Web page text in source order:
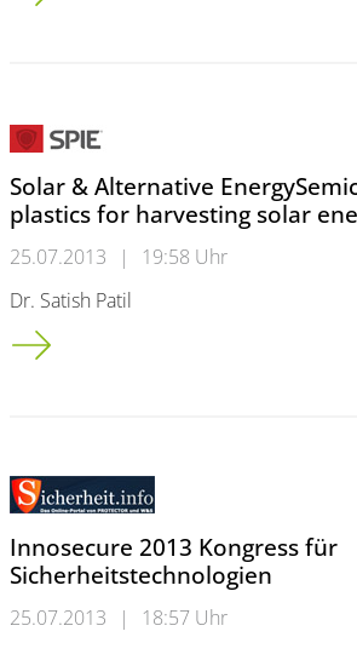
Solar & Alternative
plastics for harvesting solar
25.07.2013 |
19:58 Uhr
Dr. Satish Patil
Solar & Alternative Energy<br /
Innosecure 2013 Kongress für
Sicherheitstechnologien
25.07.2013 | 18:57 Uhr